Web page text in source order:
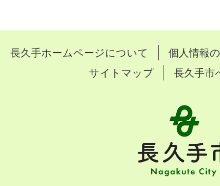
長久手ホームページについて
個人情報
サイトマップ
長久手市
手
市